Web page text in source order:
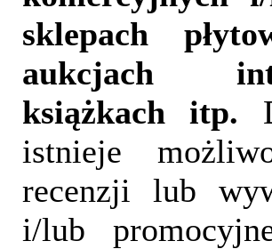
sklepach
aukcjach
książkach itp.
istnieje
recenzji lub
i/lub